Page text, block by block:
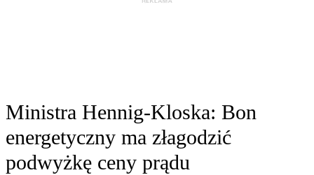
Ministra Hennig-Kloska: Bon
energetyczny ma złagodzić
podwyżkę ceny prądu